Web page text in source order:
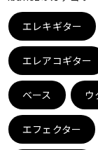
ドラム
キーボー
管楽器
エレキギター
エレアコギター
ベース ウ
エフェクター